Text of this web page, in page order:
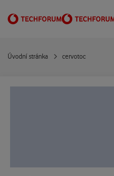
Úvodní stránka cervotoc